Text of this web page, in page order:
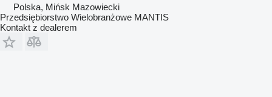
Polska, Mińsk Mazowiecki
Przedsiębiorstwo Wielobranżowe MANTIS
Kontakt z dealerem